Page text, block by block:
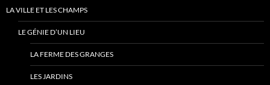
LA VILLE ET LES CHAMPS
LE GÉNIE D’UN LIEU
LA FERME DES GRANGES
LES JARDINS